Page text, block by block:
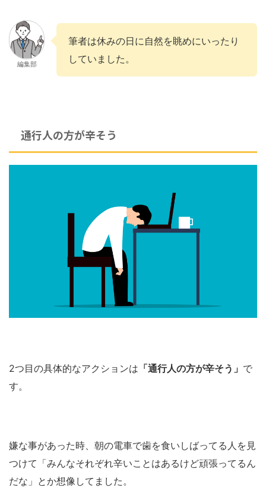
編集部
筆者は休みの日に自然を眺めにいったり
していました。
通行人の方が辛そう
2つ目の具体的なアクションは 「通行人の方が辛そう」 で
す。
嫌な事があった時、朝の電車で歯を食いしばってる人を見
つけて「みんなそれぞれ辛いことはあるけど頑張ってるん
だな」とか想像してました。